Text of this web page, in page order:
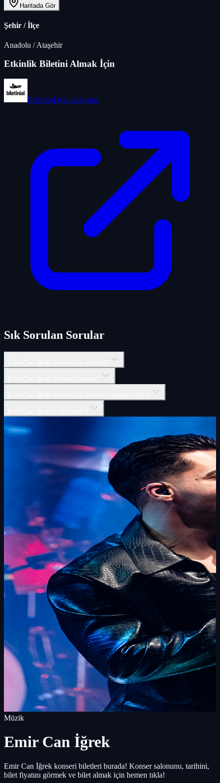
Haritada Gör
Şehir / İlçe
Anadolu /Ataşehir
Etkinlik Biletini Almak İçin
Biletinial için tıklayınız
Sık Sorulan Sorular
Müzik
Emir Can İğrek
Emir Can İğrek konseri biletleri burada! Konser salonunu, tarihini,
bilet fiyatını görmek ve bilet almak için hemen tıkla!